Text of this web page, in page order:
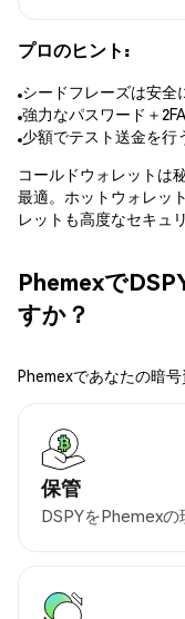
プロのヒント:
シードフレーズは安全
強力なパスワード＋2FA
少額でテスト送金を行
コールドウォレットは
最適。ホットウォレッ
レットも高度なセキュ
Phemexで
すか？
Phemexであなたの暗号
保管
DSPYをPhemexの